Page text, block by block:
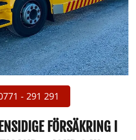
- 291 291
FÖRSÄKRING I